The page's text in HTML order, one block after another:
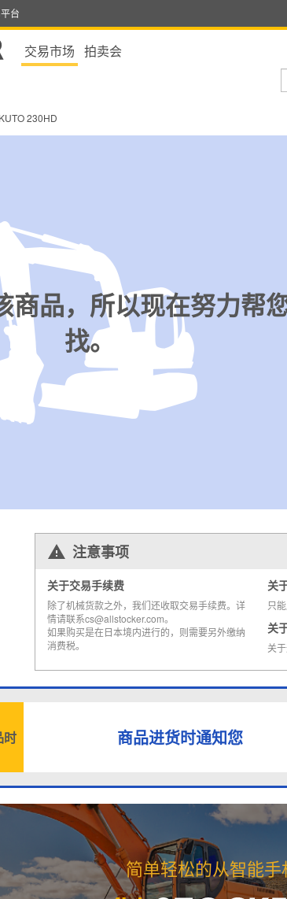
台
交易市场 拍卖会
230HD
商品，所以现在努力帮
找。
注意事项
关于交易手续费
除了机械货款之外，我们还收取交易手续费。详
情请联系cs@allstocker.com。
如果购买是在日本境内进行的，则需要另外缴纳
消费税。
关
只
关
关
时 商品进货时通知您
简单轻松的从智能